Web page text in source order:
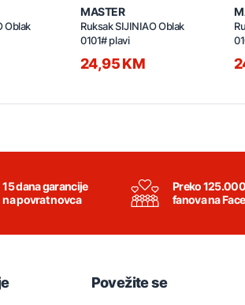
Oblak
MASTER
Ruksak SIJINIAO Oblak
0101# plavi
24,95 KM
15 dana garancije
na povrat novca
Preko 125.000
fanova na
Povežite se